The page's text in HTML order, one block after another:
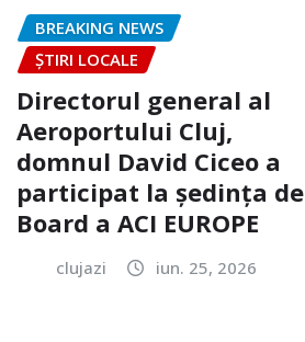
BREAKING NEWS
ȘTIRI LOCALE
Directorul general al
Aeroportului Cluj,
domnul David Ciceo a
participat la ședința de
Board a ACI EUROPE
clujazi iun. 25, 2026